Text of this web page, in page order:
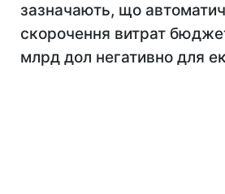
зазначають, що
скорочення витрат
млрд дол негативно для